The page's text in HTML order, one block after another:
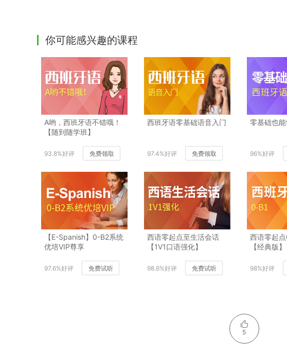
你可能感兴趣的课程
A哟，西班牙语不错哦！
【随到随学班】
93.8%好评 免费领取
西班牙语零基础语音入门
97.4%好评 免费领取
零基础也
96%好评
【E-Spanish】0-B2系统
优培VIP尊享
97.6%好评 免费试听
西语零起点至生活会话
【1V1口语强化】
98.6%好评 免费试听
西语零起
【经典版】
98%好评
5